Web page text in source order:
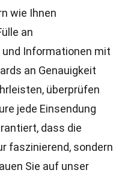
wie Ihnen
an
Informationen mit
an Genauigkeit
überprüfen
jede Einsendung
dass die
faszinierend, sondern
Sie auf unser